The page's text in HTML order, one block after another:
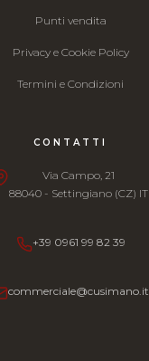
Punti vendita
Privacy e Cookie Policy
Termini e Condizioni
CONTATTI
Via Campo, 21
88040 - Settingiano (CZ) IT
+39 0961 99 82 39
commerciale@cusimano.it